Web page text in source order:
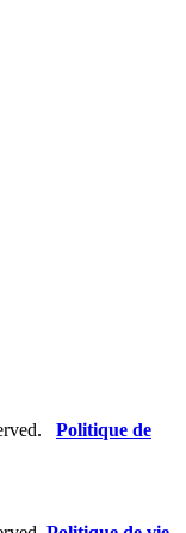
Politique de